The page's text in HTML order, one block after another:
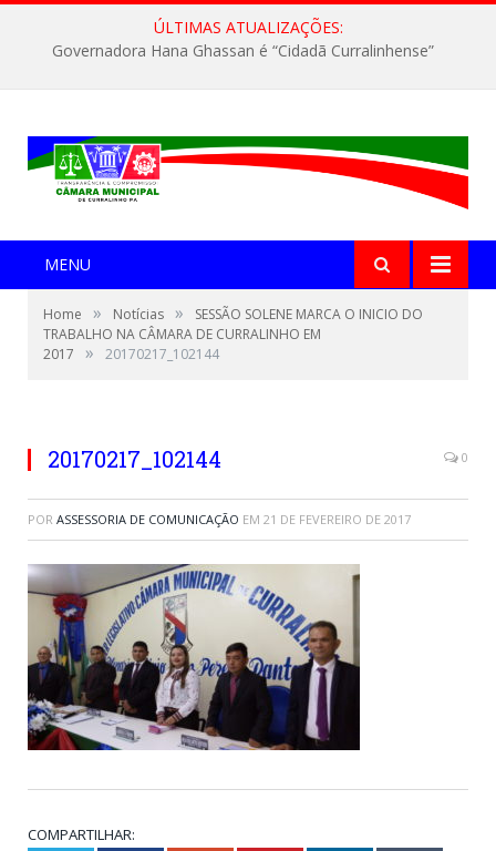
ÚLTIMAS ATUALIZAÇÕES:
Governadora Hana Ghassan é “Cidadã Curralinhense”
MENU
Home » Notícias »
SESSÃO SOLENE MARCA O INICIO DO
TRABALHO NA CÂMARA DE CURRALINHO EM
2017
» 20170217_102144
20170217_102144 0
POR ASSESSORIA DE COMUNICAÇÃO EM 21 DE FEVEREIRO DE 2017
COMPARTILHAR: